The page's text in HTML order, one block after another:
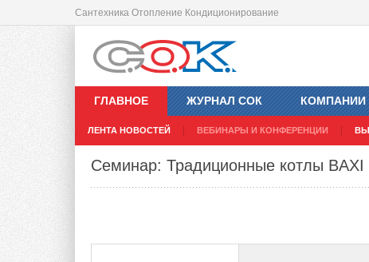
Сантехника Отопление Кондиционирование
ГЛАВНОЕ
ЛЕНТА НОВОСТЕЙ ВЕБИНАРЫ И КОНФЕРЕНЦИИ
ЖУРНАЛ СОК КОМПАНИИ
Семинар: Традиционные котлы BAXI